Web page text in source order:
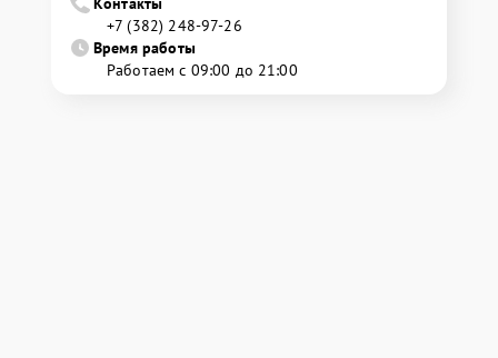
+7 (382) 248-97-26
Время работы
Работаем с 09:00 до 21:00